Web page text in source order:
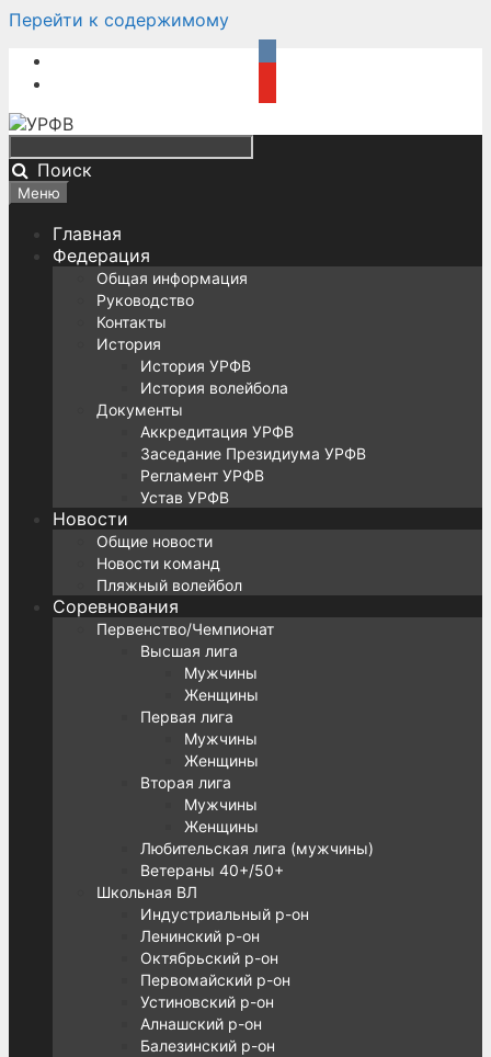
Перейти к содержимому
Поиск
Меню
Главная
Федерация
Общая информация
Руководство
Контакты
История
История УРФВ
История волейбола
Документы
Аккредитация УРФВ
Заседание Президиума УРФВ
Регламент УРФВ
Устав УРФВ
Новости
Общие новости
Новости команд
Пляжный волейбол
Соревнования
Первенство/Чемпионат
Высшая лига
Мужчины
Женщины
Первая лига
Мужчины
Женщины
Вторая лига
Мужчины
Женщины
Любительская лига (мужчины)
Ветераны 40+/50+
Школьная ВЛ
Индустриальный р-он
Ленинский р-он
Октябрьский р-он
Первомайский р-он
Устиновский р-он
Алнашский р-он
Балезинский р-он